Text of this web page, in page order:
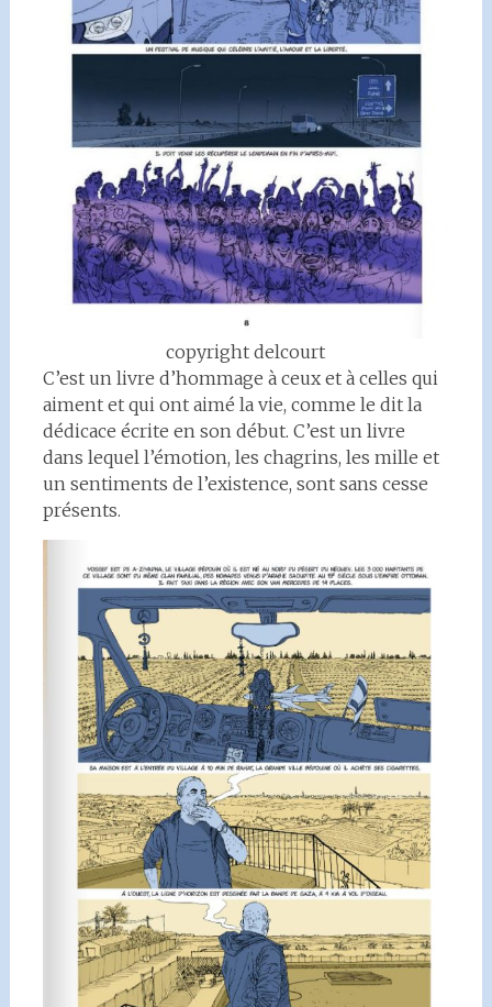
copyright delcourt
C’est un livre d’hommage à ceux et à celles qui
aiment et qui ont aimé la vie, comme le dit la
dédicace écrite en son début. C’est un livre
dans lequel l’émotion, les chagrins, les mille et
un sentiments de l’existence, sont sans cesse
présents.